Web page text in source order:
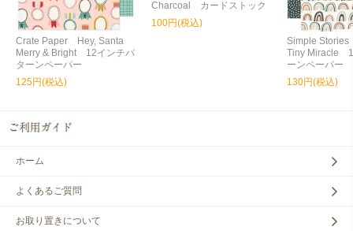
Crate Paper Hey, Santa
Merry & Bright 12インチパ
ターンペーパー
125円(税込)
Charcoal カードストック
100円(税込)
Simple
Tiny Miracle
ーンペーパー
130円(税込)
ホーム
よくあるご質問
お取り置きについて